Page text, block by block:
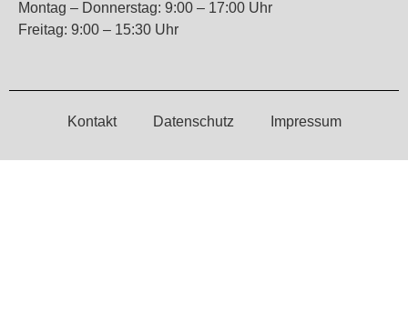
Montag – Donnerstag: 9:00 – 17:00 Uhr
Freitag: 9:00 – 15:30 Uhr
Kontakt Datenschutz Impressum